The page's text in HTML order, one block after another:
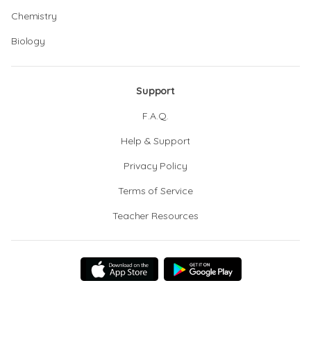
Chemistry
Biology
Support
F.A.Q.
Help & Support
Privacy Policy
Terms of Service
Teacher Resources